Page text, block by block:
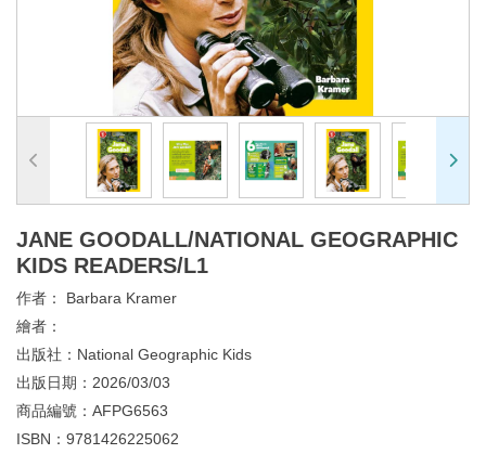
JANE GOODALL/NATIONAL GEOGRAPHIC
KIDS READERS/L1
作者： Barbara Kramer
繪者：
出版社： National Geographic Kids
出版日期： 2026/03/03
商品編號： AFPG6563
ISBN： 9781426225062